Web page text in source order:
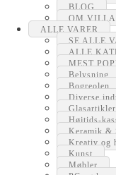
BLOG
OM VILLA
ALLE VARER
SE ALLE
ALLE
MEST
Belysning
Bogreolen
Diverse
Glasartikler
Højtids-
Keramik &
Kreativ og
Kunst
Møbler